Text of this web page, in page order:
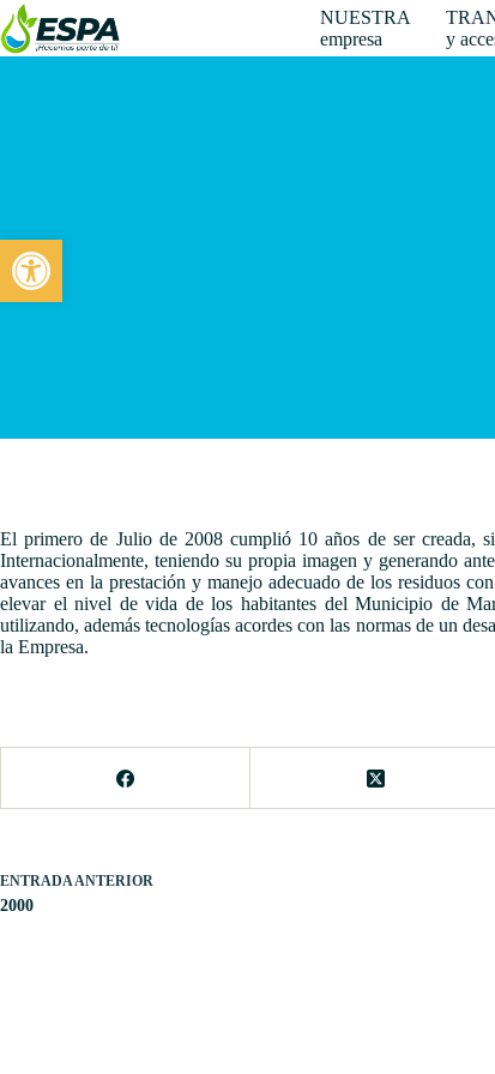
Abrir barra de herramientas
Saltar
al
contenido
NUESTRA
empresa
y
El primero de Julio de 2008 cumplió 10 años de ser creada,
Internacionalmente, teniendo su propia imagen y generando
avances en la prestación y manejo adecuado de los residuos
elevar el nivel de vida de los habitantes del Municipio de
utilizando, además tecnologías acordes con las normas de un
la Empresa.
ENTRADAANTERIOR
2000